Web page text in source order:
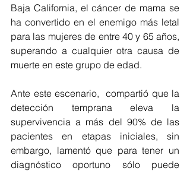
Baja California, el cáncer de mama se
ha convertido en el enemigo más letal
para las mujeres de entre 40 y 65 años,
superando a cualquier otra causa de
muerte en este grupo de edad.
Ante este escenario,  compartió que la
detección temprana eleva la
supervivencia a más del 90% de las
pacientes en etapas iniciales, sin
embargo, lamentó que para tener un
diagnóstico oportuno sólo puede